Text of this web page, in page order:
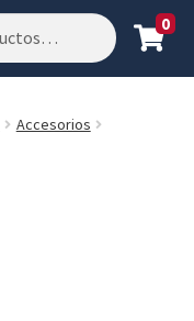
0
Accesorios